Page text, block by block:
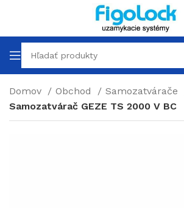
Domov Obchod Samozatvárače
Samozatvárač GEZE TS 2000 V BC